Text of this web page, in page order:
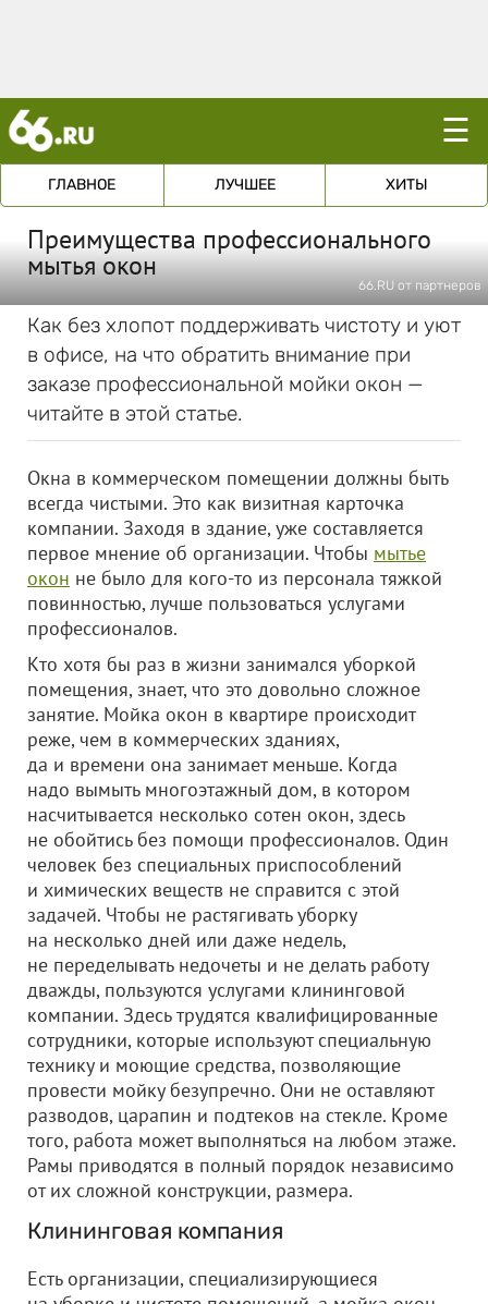
☰
ГЛАВНОЕ ЛУЧШЕЕ ХИТЫ
Преимущества профессионального
мытья окон
66.RU от партнеров
Как без хлопот поддерживать чистоту и уют
в офисе, на что обратить внимание при
заказе профессиональной мойки окон —
читайте в этой статье.
Окна в коммерческом помещении должны быть
всегда чистыми. Это как визитная карточка
компании. Заходя в здание, уже составляется
первое мнение об организации. Чтобы мытье
окон не было для кого-то из персонала тяжкой
повинностью, лучше пользоваться услугами
профессионалов.
Кто хотя бы раз в жизни занимался уборкой
помещения, знает, что это довольно сложное
занятие. Мойка окон в квартире происходит
реже, чем в коммерческих зданиях,
да и времени она занимает меньше. Когда
надо вымыть многоэтажный дом, в котором
насчитывается несколько сотен окон, здесь
не обойтись без помощи профессионалов. Один
человек без специальных приспособлений
и химических веществ не справится с этой
задачей. Чтобы не растягивать уборку
на несколько дней или даже недель,
не переделывать недочеты и не делать работу
дважды, пользуются услугами клининговой
компании. Здесь трудятся квалифицированные
сотрудники, которые используют специальную
технику и моющие средства, позволяющие
провести мойку безупречно. Они не оставляют
разводов, царапин и подтеков на стекле. Кроме
того, работа может выполняться на любом этаже.
Рамы приводятся в полный порядок независимо
от их сложной конструкции, размера.
Клининговая компания
Есть организации, специализирующиеся